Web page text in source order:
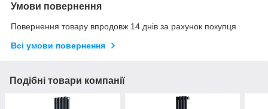
Умови повернення
Повернення товару впродовж 14 днів за рахунок покупця
Всі умови повернення
Подібні товари компанії